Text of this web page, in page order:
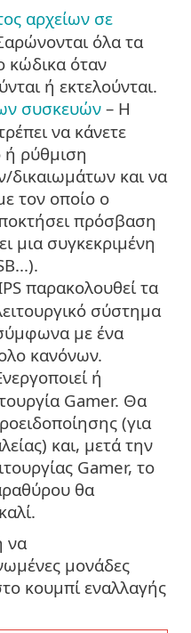
αρχείων σε
όλα τα
κώδικα όταν
ή εκτελούνται.
συσκευών– Η
να κάνετε
ρύθμιση
δικαιωμάτων και να
τον οποίο ο
πρόσβαση
μια συγκεκριμένη
παρακολουθεί τα
σύστημα
με ένα
κανόνων.
ή
Gamer. Θα
(για
και, μετά την
Gamer, το
θα
να
μονάδες
κουμπί εναλλαγής